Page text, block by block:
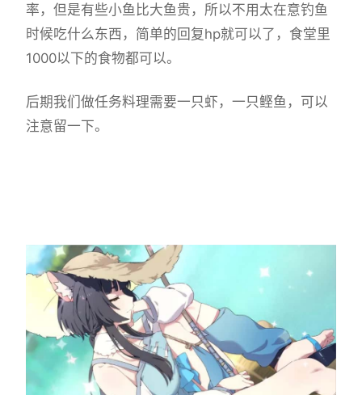
率，但是有些小鱼比大鱼贵，所以不用太在意钓鱼
时候吃什么东西，简单的回复hp就可以了，食堂里
1000以下的食物都可以。
后期我们做任务料理需要一只虾，一只鲣鱼，可以
注意留一下。